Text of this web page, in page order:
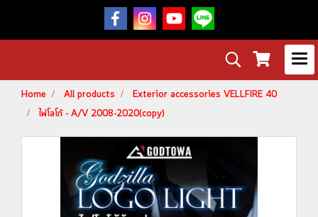
Home All products
Exterior accessories VELLFIRE 40
ไฟโลโก้ - A/V 2008-2020(copy)